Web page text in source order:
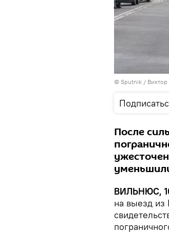
© Sputnik / Виктор
После
ВИЛЬНЮС,
на выезд из